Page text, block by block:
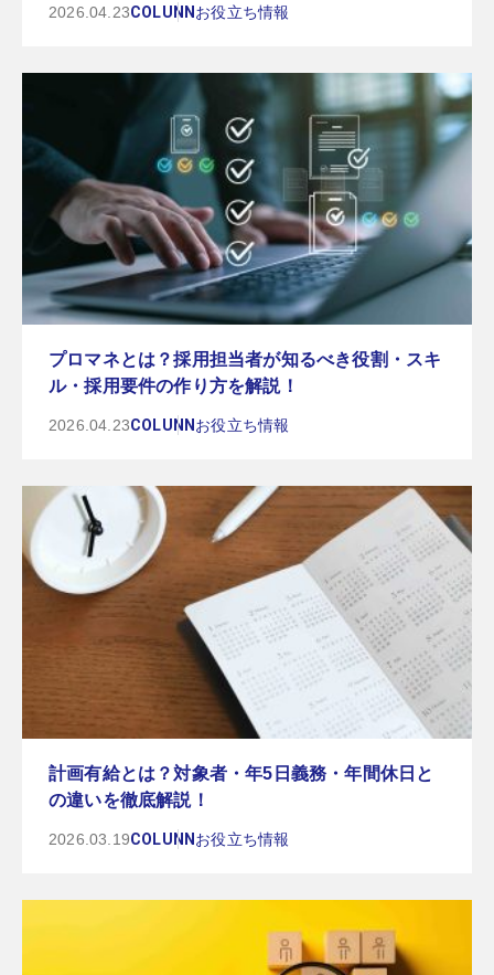
2026.04.23COLUNNお役立ち情報
プロマネとは？採用担当者が知るべき役割・スキ
ル・採用要件の作り方を解説！
2026.04.23COLUNN お役立ち情報
計画有給とは？対象者・年5日義務・年間休日と
の違いを徹底解説！
2026.03.19COLUNN お役立ち情報